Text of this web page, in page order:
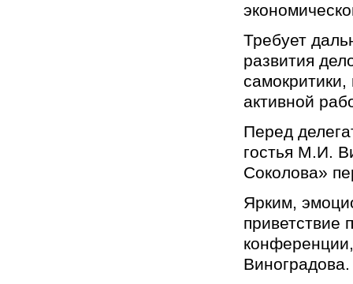
Требует
развития
активной
Перед
гостья М.И.
Соколова»
Ярким,
приветствие
Виноградова.